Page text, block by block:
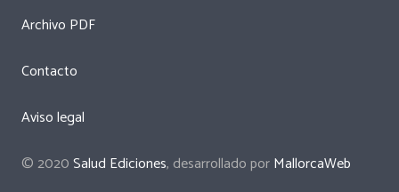
Archivo PDF
Contacto
Aviso legal
© 2020Salud Ediciones, desarrollado porMallorcaWeb